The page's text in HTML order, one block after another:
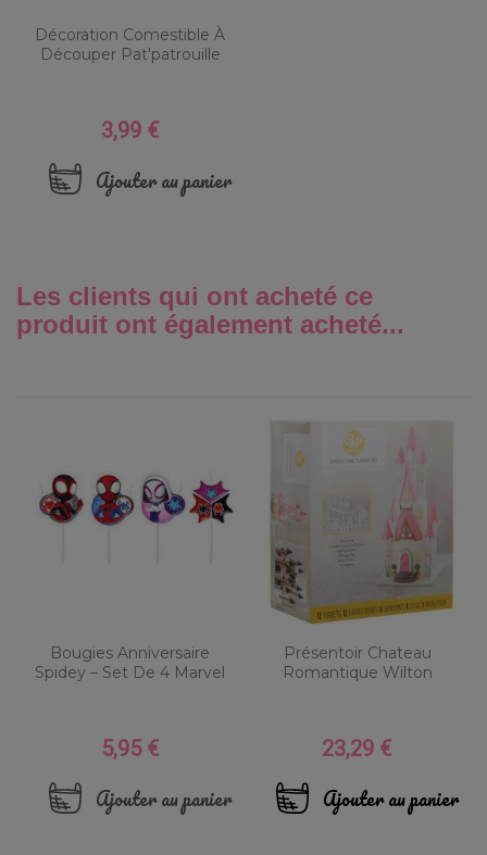
Décoration Comestible À
Découper Pat'patrouille
Prix
3,99 €
Ajouter au panier
Les clients qui ont acheté ce
produit ont également acheté...
Bougies Anniversaire
Spidey – Set De 4 Marvel
Prix
5,95 €
Ajouter au panier
Présentoir Chateau
Romantique Wilton
Prix
23,29 €
Ajouter au panier